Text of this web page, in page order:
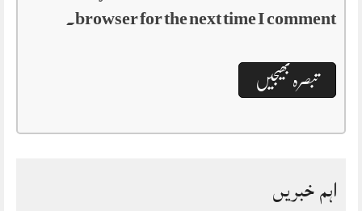
browser for the next time I comment.
اہم خبریں